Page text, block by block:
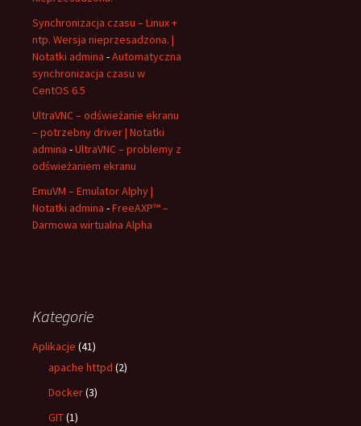
Synchronizacja czasu – Linux +
ntp. Wersja nieprzesadzona. |
Notatki admina -Automatyczna
synchronizacja czasu w
CentOS 6.5
UltraVNC – odświeżanie ekranu
– potrzebny driver | Notatki
admina -UltraVNC – problemy z
odświeżaniem ekranu
EmuVM – Emulator Alphy |
Notatki admina -FreeAXP™ –
Darmowa wirtualna Alpha
Kategorie
Aplikacje (41)
apache httpd (2)
Docker(3)
GIT(1)